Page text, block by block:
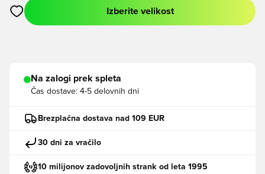
Odpre Modal za prijavo ali vpis kot član
Izberite velikost
Na zalogi prek spleta
Čas dostave: 4-5 delovnih dni
Brezplačna dostava nad 109 EUR
30 dni za vračilo
10 milijonov zadovoljnih strank od leta 1995